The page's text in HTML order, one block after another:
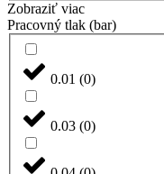
Zobraziť viac
Pracovný tlak (bar)
0.01 (0)
0.03 (0)